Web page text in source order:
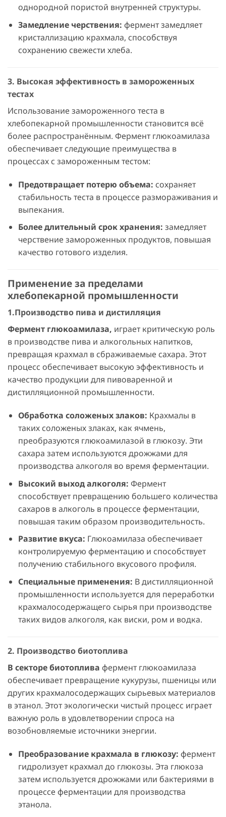
однородной пористой внутренней структуры.
Замедление черствения: фермент замедляет
кристаллизацию крахмала, способствуя
сохранению свежести хлеба.
3. Высокая эффективность в замороженных
тестах
Использование замороженного теста в
хлебопекарной промышленности становится всё
более распространённым. Фермент глюкоамилаза
обеспечивает следующие преимущества в
процессах с замороженным тестом:
Предотвращает потерю объема: сохраняет
стабильность теста в процессе размораживания и
выпекания.
Более длительный срок хранения: замедляет
черствение замороженных продуктов, повышая
качество готового изделия.
Применение за пределами
хлебопекарной промышленности
1.Производство пива и дистилляция
Фермент глюкоамилаза, играет критическую роль
в производстве пива и алкогольных напитков,
превращая крахмал в сбраживаемые сахара. Этот
процесс обеспечивает высокую эффективность и
качество продукции для пивоваренной и
дистилляционной промышленности.
Обработка соложеных злаков: Крахмалы в
таких соложеных злаках, как ячмень,
преобразуются глюкоамилазой в глюкозу. Эти
сахара затем используются дрожжами для
производства алкоголя во время ферментации.
Высокий выход алкоголя: Фермент
способствует превращению большего количества
сахаров в алкоголь в процессе ферментации,
повышая таким образом производительность.
Развитие вкуса: Глюкоамилаза обеспечивает
контролируемую ферментацию и способствует
получению стабильного вкусового профиля.
Специальные применения: В дистилляционной
промышленности используется для переработки
крахмалосодержащего сырья при производстве
таких видов алкоголя, как виски, ром и водка.
2. Производство биотоплива
В секторе биотоплива фермент глюкоамилаза
обеспечивает превращение кукурузы, пшеницы или
других крахмалосодержащих сырьевых материалов
в этанол. Этот экологически чистый процесс играет
важную роль в удовлетворении спроса на
возобновляемые источники энергии.
Преобразование крахмала в глюкозу: фермент
гидролизует крахмал до глюкозы. Эта глюкоза
затем используется дрожжами или бактериями в
процессе ферментации для производства
этанола.